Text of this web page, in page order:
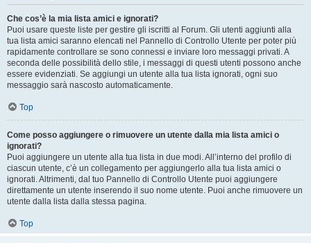
Che cos’è la mia lista amici e ignorati?
Puoi usare queste liste per gestire gli iscritti al Forum. Gli utenti aggiunti alla
tua lista amici saranno elencati nel Pannello di Controllo Utente per poter più
rapidamente controllare se sono connessi e inviare loro messaggi privati. A
seconda delle possibilità dello stile, i messaggi di questi utenti possono anche
essere evidenziati. Se aggiungi un utente alla tua lista ignorati, ogni suo
messaggio sarà nascosto automaticamente.
Top
Come posso aggiungere o rimuovere un utente dalla mia lista amici o
ignorati?
Puoi aggiungere un utente alla tua lista in due modi. All’interno del profilo di
ciascun utente, c’è un collegamento per aggiungerlo alla tua lista amici o
ignorati. Altrimenti, dal tuo Pannello di Controllo Utente puoi aggiungere
direttamente un utente inserendo il suo nome utente. Puoi anche rimuovere un
utente dalla lista dalla stessa pagina.
Top